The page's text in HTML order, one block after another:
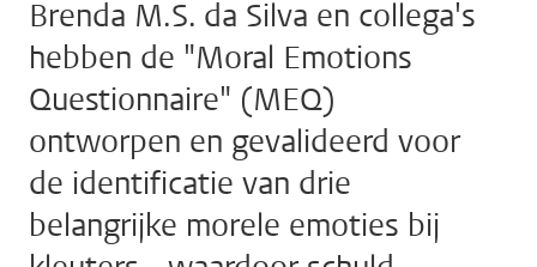
Brenda M.S. da Silva en collega's
hebben de "Moral Emotions
Questionnaire" (MEQ)
ontworpen en gevalideerd voor
de identificatie van drie
belangrijke morele emoties bij